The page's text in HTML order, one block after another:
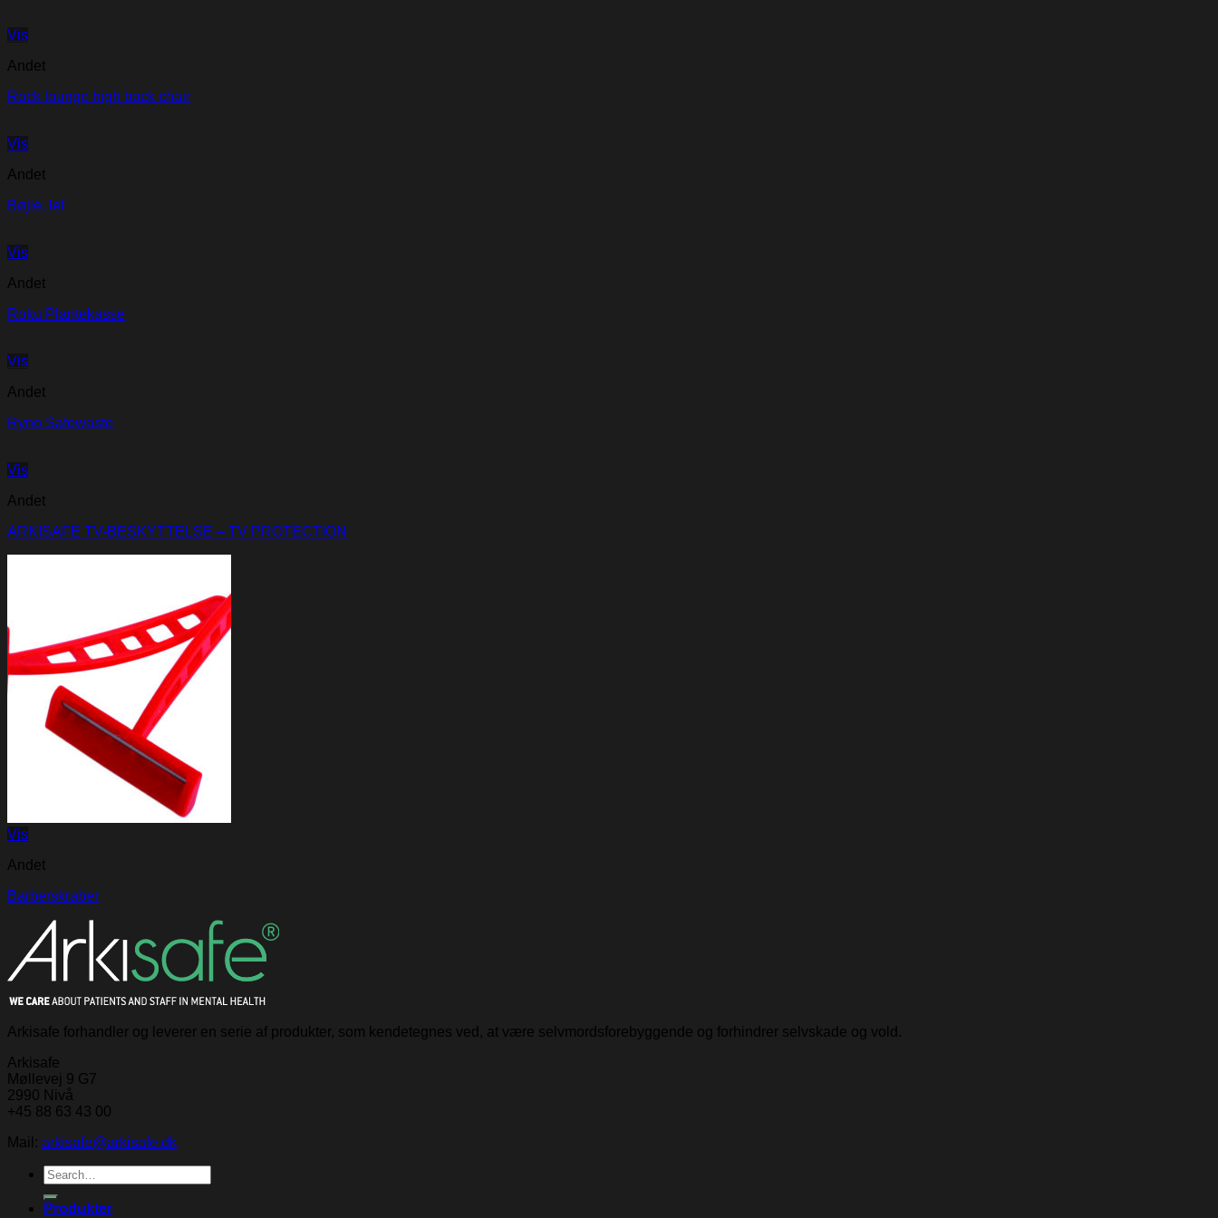
Vis
Andet
Rock lounge high back chair
Vis
Andet
Bøjle, let
Vis
Andet
Roku Plantekasse
Vis
Andet
Ryno Safewaste
Vis
Andet
ARKISAFE TV-BESKYTTELSE – TV PROTECTION
Vis
Andet
Barberskraber
Arkisafe forhandler og leverer en serie af produkter, som kendetegnes ved, at være selvmordsforebyggende og forhindrer selvskade og vold.
Arkisafe
Møllevej 9 G7
2990 Nivå
+45 88 63 43 00
Mail: arkisafe@arkisafe.dk
Search
for:
Produkter